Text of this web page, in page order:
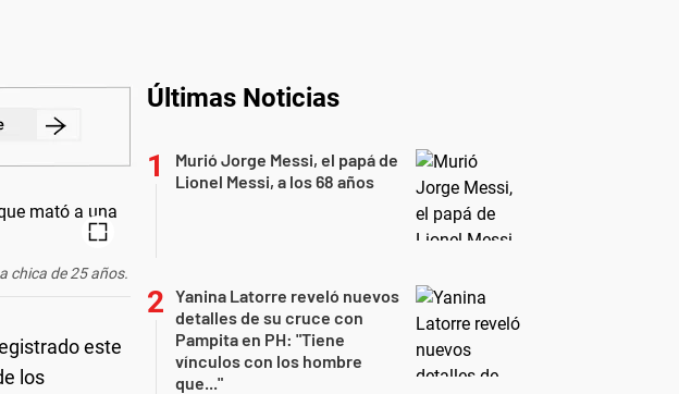
chica de 25 años.
este
los
Últimas Noticias
Murió Jorge Messi, el papá de
Lionel Messi, a los 68 años
Yanina Latorre reveló nuevos
detalles de su cruce con
Pampita en PH: "Tiene
vínculos con los hombre
que..."